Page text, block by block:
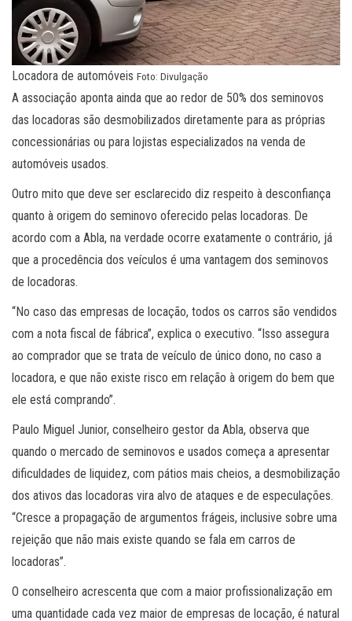
Locadora de automóveis Foto: Divulgação
A associação aponta ainda que ao redor de 50% dos seminovos
das locadoras são desmobilizados diretamente para as próprias
concessionárias ou para lojistas especializados na venda de
automóveis usados.
Outro mito que deve ser esclarecido diz respeito à desconfiança
quanto à origem do seminovo oferecido pelas locadoras. De
acordo com a Abla, na verdade ocorre exatamente o contrário, já
que a procedência dos veículos é uma vantagem dos seminovos
de locadoras.
“No caso das empresas de locação, todos os carros são vendidos
com a nota fiscal de fábrica”, explica o executivo. “Isso assegura
ao comprador que se trata de veículo de único dono, no caso a
locadora, e que não existe risco em relação à origem do bem que
ele está comprando”.
Paulo Miguel Junior, conselheiro gestor da Abla, observa que
quando o mercado de seminovos e usados começa a apresentar
dificuldades de liquidez, com pátios mais cheios, a desmobilização
dos ativos das locadoras vira alvo de ataques e de especulações.
“Cresce a propagação de argumentos frágeis, inclusive sobre uma
rejeição que não mais existe quando se fala em carros de
locadoras”.
O conselheiro acrescenta que com a maior profissionalização em
uma quantidade cada vez maior de empresas de locação, é natural